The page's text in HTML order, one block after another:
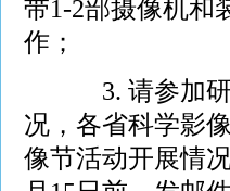
带1-2部摄像机和
作；
3. 请参加研讨
况，各省科学影
像节活动开展情